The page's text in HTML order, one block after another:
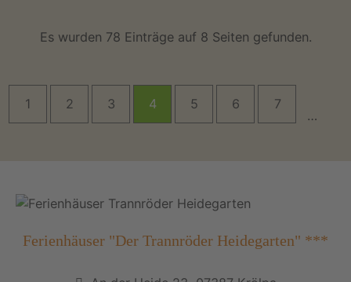
Es wurden 78 Einträge auf 8 Seiten gefunden.
1 2 3 4 5 6 7
…
Ferienhäuser "Der Trannröder Heidegarten" ***